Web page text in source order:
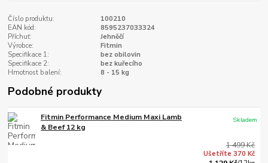
Číslo produktu:
100210
EAN kód:
8595237033324
Příchuť:
Jehněčí
Výrobce:
Fitmin
Specifikace 1:
bez obilovin
Specifikace 2:
bez kuřecího
Hmotnost balení:
8 - 15 kg
Podobné produkty
Fitmin Performance Medium Maxi Lamb
& Beef 12 kg
1 499 Kč
Ušetříte 370 Kč
Skladem